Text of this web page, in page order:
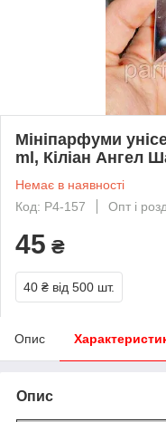
Мініпарфуми
ml, Кіліан Ангел
Немає в наявності
Код: Р4-157
Опт і
45 ₴
40 ₴ від 500 шт.
Опис
Опис